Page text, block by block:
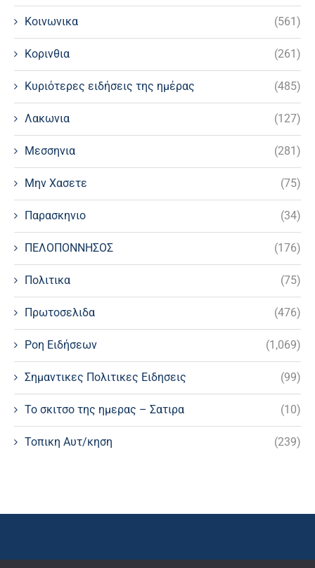
Κοινωνικα (561)
Κορινθια (261)
Κυριότερες ειδήσεις της ημέρας (485)
Λακωνια (127)
Μεσσηνια (281)
Μην Χασετε (75)
Παρασκηνιο (34)
ΠΕΛΟΠΟΝΝΗΣΟΣ (176)
Πολιτικα (75)
Πρωτοσελιδα (476)
Ροη Ειδήσεων (1,069)
Σημαντικες Πολιτικες Ειδησεις (99)
Το σκιτσο της ημερας – Σατιρα (10)
Τοπικη Αυτ/κηση (239)